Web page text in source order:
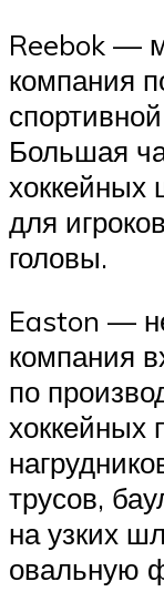
Reebok —
компания
Большая
хоккейных
для
головы.
Easton —
компания
по
хоккейных
трусов,
на узких
овальную